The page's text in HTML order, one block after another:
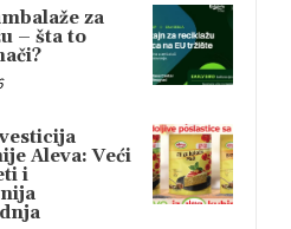
za
– šta to
Aleva: Veći
i